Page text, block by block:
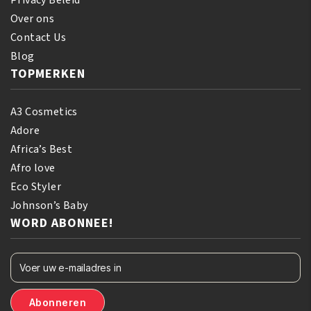
aantal
Over ons
Contact Us
Blog
TOPMERKEN
A3 Cosmetics
Adore
Africa’s Best
Afro love
Eco Styler
Johnson’s Baby
WORD ABONNEE!